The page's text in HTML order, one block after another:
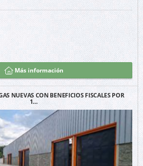
Más información
NUEVAS CON BENEFICIOS FISCALES POR
1…